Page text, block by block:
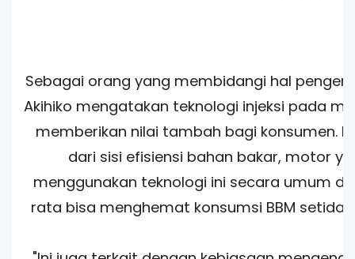
Sebagai orang yang membidangi hal
Akihiko mengatakan teknologi injeksi pada
memberikan nilai tambah bagi konsumen.
dari sisi efisiensi bahan bakar, motor
menggunakan teknologi ini secara umum
rata bisa menghemat konsumsi BBM